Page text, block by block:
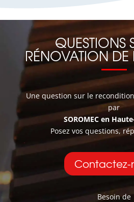
QUESTIONS
RÉNOVATION DE
Une question sur le
par
SOROMEC en
Posez vos questions,
Contactez-
Besoin de